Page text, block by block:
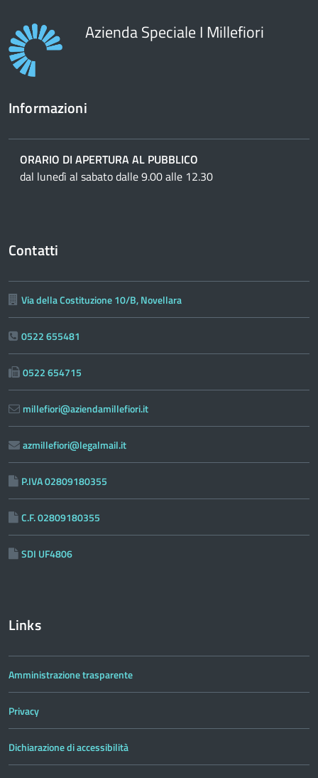
Azienda Speciale I Millefiori
Informazioni
ORARIO DI APERTURA AL PUBBLICO
dal lunedì al sabato dalle 9.00 alle 12.30
Contatti
Via della Costituzione 10/B, Novellara
0522 655481
0522 654715
millefiori@aziendamillefiori.it
azmillefiori@legalmail.it
P.IVA 02809180355
C.F. 02809180355
SDI UF4806
Links
Amministrazione trasparente
Privacy
Dichiarazione di accessibilità